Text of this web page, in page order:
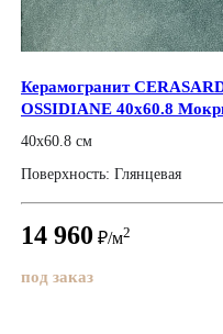
Керамогранит
OSSIDIANE 40x60.8
40x60.8 см
Поверхность: Глянцевая
14 960 ₽/м2
под заказ